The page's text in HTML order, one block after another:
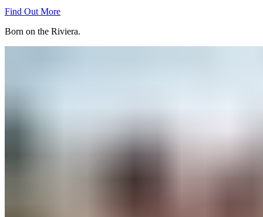
Find Out More​​​​‌ ‍ ​‍​‍‌‍ ‌ ​‍‌‍‍‌‌‍‌ ‌‍‍‌‌‍ ‍​‍​‍​ ‍‍​‍​‍‌ ​ ‌‍​‌‌‍ ‍‌‍‍‌‌ ‌​‌ ‍‌​‍ ‍‌‍‍‌‌‍ ​‍​‍​‍ ​​‍​‍‌‍‍​‌ ​‍‌‍‌‌‌‍‌‍​‍​‍​ ‍‍​‍​‍‌‍‍​‌ ‌​‌ ‌​‌ ​​‌ ​ ​ ‍‍​‍ ​‍ ‌‍ ​​‍ ‌‌‍​‌‌‍ ‍‌‍‌​​‍ ‌‌ ​‍​‍ ‌‌‍‍​‌‍ ‌ ‌​‌‍‌‌‌‍ ​‌ ​ ​‍ ‌‌ ​ ‌ ‌​‌ ‌‌‌‍‌​‌‍‍‌‌‍ ​‍ ‍‌ ‌‍‌‍‌‌‌ ​‍‌‍​ ‌‍‌‌‌‍ ​​‍ ‍‌‍​‌‌ ​​‌ ​​​‍ ‌‍‍‌‌‍ ‍‌ ‌​‌‍‌‌‌‍ ‍‌ ‌​​‍ ‌‍‌‌‌‍‌​‌‍‍‌‌ ‌​​‍ ‌‍ ‌‌‍ ‌‍‌​‌‍‌‌​ ‌‌ ​​‌ ​‍‌‍‌‌‌ ​ ‌‍‌‌‌‍ ‍‌ ‌​‌‍​‌‌ ‌​‌‍‍‌‌‍ ‌‍ ‍​ ‍ ‌‍‍‌‌‍‌​​ ‌‌‍‍​‌‍ ‌ ‌​‌‍‌‌‌‍ ​‌‌​ ‌‍‍‌‌ ‌​‌‍‌‌‌​‍​‌‍ ‌‍ ‌‌‍‌‌‌‌​​‌‍​‌‌‍‌ ‌‍‌‌​‍ ‌‌‍​ ​ ‍​‌‍‌‍‌‍‌​​ ‌ ​ ​​​ ​‌​ ​ ​‍ ‌​ ​‌​ ‌ ​ ​​​ ‌ ​‍ ‌​ ‌​‌‍‌​‌‍‌‌​ ‌‌​‍ ‌‌‍​‌​ ​​‌‍‌‍‌‍​‌​‍ ‌​ ​‌‌‍‌‍​ ‌‌​ ‌‌‌‍​ ​ ​​​ ‌ ​ ​‍‌‍​ ​ ​​​ ‌​‌‍‌‌​ ‍ ‌ ‌​‌ ‍‌‌ ​​‌‍‌‌​ ‌‌‍‍​‌‍ ‌ ‌​‌‍‌‌‌‍ ​‌‌​ ‌‍‍‌‌ ‌​‌‍‌‌‌​‍​‌‍ ‌‍ ‌‌‍‌‌‌‌​​‌‍​‌‌‍‌ ‌‍‌‌​ ‍ ‌ ​​‌‍​‌‌ ‌​‌‍‍​​ ‌‌ ​​‌‍​‌‌‍‌ ‌‍‌‌‌​​‍‌ ‌‌‌‍‍‌‌‍ ​‌‍‌​‌‍‌‌‌ ​‍​‍‌‌​ ‌‌‌​​‍‌‌ ‌‍‍ ‌‍‌‌‌ ‍‌​‍‌‌​ ​ ‌​‌​​‍‌‌​ ​ ‌​‌​​‍‌‌​ ​‍​ ​‍​ ‌ ​ ​​‌‍‌‍‌‍​‌​ ​‌​ ​ ​ ‌‍‌‍​‌​ ‌‌​ ​‍‌‍‌‌​ ​​​‍‌‌​ ​‍​ ​‍​‍‌‌​ ‌‌‌​‌​​‍ ‍‌‍​ ‌‍ ‌‍ ‍‌ ‌​‌‍‌‌‌‍ ‍‌ ‌​​‍‌‌​ ‌‌‌​​‍‌‌ ‌‍‍ ‌‍‌‌‌ ‍‌​‍‌‌​ ​ ‌​‌​​‍‌‌​ ​ ‌​‌​​‍‌‌​ ​‍​ ​‍‌‍​‌‌‍​ ​ ‍‌​ ​‍‌‍‌‌‌‍​‍​ ​‌‌‍‌​‌‍​ ‌‍​ ‌‍​‌​ ‌‍​‍‌‌​ ​‍​ ​‍​‍‌‌​ ‌‌‌​‌​​‍ ‍‌ ​​‌ ​‍‌‍‍‌‌‍ ‌‌‍​‌‌ ​‍‌ ‍‌‌​​ ‌ ‌​‌‍​‌​‍ ‍‌‍ ​‌‍​‌‌‍​‍‌‍‌‌‌‍ ​​ ‌‍​‍‌‍​‌‌ ​ ‌‍‌‌‌‌‌‌‌ ​‍‌‍ ​​ ‌‌‍‍​‌ ‌​‌ ‌​‌ ​​‌ ​ ​‍‌‌​ ​ ‌​​‌​‍‌‌​ ​‍‌​‌‍​‍‌‌​ ​‍‌​‌‍‌‍ ​​‍ ‌‌‍​‌‌‍ ‍‌‍‌​​‍ ‌‌ ​‍​‍ ‌‌‍‍​‌‍ ‌ ‌​‌‍‌‌‌‍ ​‌ ​ ​‍ ‌‌ ​ ‌ ‌​‌ ‌‌‌‍‌​‌‍‍‌‌‍ ​‍ ‍‌ ‌‍‌‍‌‌‌ ​‍‌‍​ ‌‍‌‌‌‍ ​​‍ ‍‌‍​‌‌ ​​‌ ​​​‍‌‍‌‍‍‌‌‍‌​​ ‌‌‍‍​‌‍ ‌ ‌​‌‍‌‌‌‍ ​‌‌​ ‌‍‍‌‌ ‌​‌‍‌‌‌​‍​‌‍ ‌‍ ‌‌‍‌‌‌‌​​‌‍​‌‌‍‌ ‌‍‌‌​‍ ‌‌‍​ ​ ‍​‌‍‌‍‌‍‌​​ ‌ ​ ​​​ ​‌​ ​ ​‍ ‌​ ​‌​ ‌ ​ ​​​ ‌ ​‍ ‌​ ‌​‌‍‌​‌‍‌‌​ ‌‌​‍ ‌‌‍​‌​ ​​‌‍‌‍‌‍​‌​‍ ‌​ ​‌‌‍‌‍​ ‌‌​ ‌‌‌‍​ ​ ​​​ ‌ ​ ​‍‌‍​ ​ ​​​ ‌​‌‍‌‌​‍‌‍‌ ‌​‌ ‍‌‌ ​​‌‍‌‌​ ‌‌‍‍​‌‍ ‌ ‌​‌‍‌‌‌‍ ​‌‌​ ‌‍‍‌‌ ‌​‌‍‌‌‌​‍​‌‍ ‌‍ ‌‌‍‌‌‌‌​​‌‍​‌‌‍‌ ‌‍‌‌​‍‌‍‌ ​​‌‍​‌‌ ‌​‌‍‍​​ ‌‌ ​​‌‍​‌‌‍‌ ‌‍‌‌‌​​‍‌ ‌‌‌‍‍‌‌‍ ​‌‍‌​‌‍‌‌‌ ​‍​‍‌‌​ ‌‌‌​​‍‌‌ ‌‍‍ ‌‍‌‌‌ ‍‌​‍‌‌​ ​ ‌​‌​​‍‌‌​ ​ ‌​‌​​‍‌‌​ ​‍​ ​‍​ ‌ ​ ​​‌‍‌‍‌‍​‌​ ​‌​ ​ ​ ‌‍‌‍​‌​ ‌‌​ ​‍‌‍‌‌​ ​​​‍‌‌​ ​‍​ ​‍​‍‌‌​ ‌‌‌​‌​​‍ ‍‌‍​ ‌‍ ‌‍ ‍‌ ‌​‌‍‌‌‌‍ ‍‌ ‌​​‍‌‌​ ‌‌‌​​‍‌‌ ‌‍‍ ‌‍‌‌‌ ‍‌​‍‌‌​ ​ ‌​‌​​‍‌‌​ ​ ‌​‌​​‍‌‌​ ​‍​ ​‍‌‍​‌‌‍​ ​ ‍‌​ ​‍‌‍‌‌‌‍​‍​ ​‌‌‍‌​‌‍​ ‌‍​ ‌‍​‌​ ‌‍​‍‌‌​ ​‍​ ​‍​‍‌‌​ ‌‌‌​‌​​‍ ‍‌ ​​‌ ​‍‌‍‍‌‌‍ ‌‌‍​‌‌ ​‍‌ ‍‌‌​​ ‌ ‌​‌‍​‌​‍ ‍‌‍ ​‌‍​‌‌‍​‍‌‍‌‌‌‍ ​​‍‌‍‌ ​​‌‍‌‌‌ ​‍‌ ​ ‌ ​​‌‍‌‌‌‍​ ‌ ‌​‌‍‍‌‌ ‌‍‌‍‌‌​ ‌‌ ​​‌ ‌‌‌‍​‍‌‍ ​‌‍‍‌‌ ​ ‌‍‍​‌‍‌‌‌‍‌​​‍​‍‌ ‌
Born on the Riviera.​​​​‌ ‍ ​‍​‍‌‍ ‌ ​‍‌‍‍‌‌‍‌ ‌‍‍‌‌‍ ‍​‍​‍​ ‍‍​‍​‍‌ ​ ‌‍​‌‌‍ ‍‌‍‍‌‌ ‌​‌ ‍‌​‍ ‍‌‍‍‌‌‍ ​‍​‍​‍ ​​‍​‍‌‍‍​‌ ​‍‌‍‌‌‌‍‌‍​‍​‍​ ‍‍​‍​‍‌‍‍​‌ ‌​‌ ‌​‌ ​​‌ ​ ​ ‍‍​‍ ​‍ ‌‍ ​​‍ ‌‌‍​‌‌‍ ‍‌‍‌​​‍ ‌‌ ​‍​‍ ‌‌‍‍​‌‍ ‌ ‌​‌‍‌‌‌‍ ​‌ ​ ​‍ ‌‌ ​ ‌ ‌​‌ ‌‌‌‍‌​‌‍‍‌‌‍ ​‍ ‍‌ ‌‍‌‍‌‌‌ ​‍‌‍​ ‌‍‌‌‌‍ ​​‍ ‍‌‍​‌‌ ​​‌ ​​​‍ ‌‍‍‌‌‍ ‍‌ ‌​‌‍‌‌‌‍ ‍‌ ‌​​‍ ‌‍‌‌‌‍‌​‌‍‍‌‌ ‌​​‍ ‌‍ ‌‌‍ ‌‍‌​‌‍‌‌​ ‌‌ ​​‌ ​‍‌‍‌‌‌ ​ ‌‍‌‌‌‍ ‍‌ ‌​‌‍​‌‌ ‌​‌‍‍‌‌‍ ‌‍ ‍​ ‍ ‌‍‍‌‌‍‌​​ ‌‌‍‍​‌‍ ‌ ‌​‌‍‌‌‌‍ ​‌‌​ ‌‍‍‌‌ ‌​‌‍‌‌‌​‍​‌‍ ‌‍ ‌‌‍‌‌‌‌​​‌‍​‌‌‍‌ ‌‍‌‌​‍ ‌‌‍​ ​ ‍​‌‍‌‍‌‍‌​​ ‌ ​ ​​​ ​‌​ ​ ​‍ ‌​ ​‌​ ‌ ​ ​​​ ‌ ​‍ ‌​ ‌​‌‍‌​‌‍‌‌​ ‌‌​‍ ‌‌‍​‌​ ​​‌‍‌‍‌‍​‌​‍ ‌​ ​‌‌‍‌‍​ ‌‌​ ‌‌‌‍​ ​ ​​​ ‌ ​ ​‍‌‍​ ​ ​​​ ‌​‌‍‌‌​ ‍ ‌ ‌​‌ ‍‌‌ ​​‌‍‌‌​ ‌‌‍‍​‌‍ ‌ ‌​‌‍‌‌‌‍ ​‌‌​ ‌‍‍‌‌ ‌​‌‍‌‌‌​‍​‌‍ ‌‍ ‌‌‍‌‌‌‌​​‌‍​‌‌‍‌ ‌‍‌‌​ ‍ ‌ ​​‌‍​‌‌ ‌​‌‍‍​​ ‌‌ ​​‌‍​‌‌‍‌ ‌‍‌‌‌​​‍‌ ‌‌‌‍‍‌‌‍ ​‌‍‌​‌‍‌‌‌ ​‍​‍‌‌​ ‌‌‌​​‍‌‌ ‌‍‍ ‌‍‌‌‌ ‍‌​‍‌‌​ ​ ‌​‌​​‍‌‌​ ​ ‌​‌​​‍‌‌​ ​‍​ ​‍​ ‌‍​ ​‌‌‍‌‌​ ​‌‌‍‌‌​ ​‌‌‍‌‌​ ‌‍​ ‌ ​ ​​​ ‍​​ ‌​​‍‌‌​ ​‍​ ​‍​‍‌‌​ ‌‌‌​‌​​‍ ‍‌‍‍​‌‍‍‌‌‍‌ ‌‍‍​‌‍ ​‌‍‍‌‌‍‌ ‌‍‍​‌ ‌​‌‌‌​‌‍‌‌‌ ‍​‌ ‌​​‍ ‍‌ ‌​‌‍‌‌‌ ‍​‌ ‌​​ ‌‍​‍‌‍​‌‌ ​ ‌‍‌‌‌‌‌‌‌ ​‍‌‍ ​​ ‌‌‍‍​‌ ‌​‌ ‌​‌ ​​‌ ​ ​‍‌‌​ ​ ‌​​‌​‍‌‌​ ​‍‌​‌‍​‍‌‌​ ​‍‌​‌‍‌‍ ​​‍ ‌‌‍​‌‌‍ ‍‌‍‌​​‍ ‌‌ ​‍​‍ ‌‌‍‍​‌‍ ‌ ‌​‌‍‌‌‌‍ ​‌ ​ ​‍ ‌‌ ​ ‌ ‌​‌ ‌‌‌‍‌​‌‍‍‌‌‍ ​‍ ‍‌ ‌‍‌‍‌‌‌ ​‍‌‍​ ‌‍‌‌‌‍ ​​‍ ‍‌‍​‌‌ ​​‌ ​​​‍‌‍‌‍‍‌‌‍‌​​ ‌‌‍‍​‌‍ ‌ ‌​‌‍‌‌‌‍ ​‌‌​ ‌‍‍‌‌ ‌​‌‍‌‌‌​‍​‌‍ ‌‍ ‌‌‍‌‌‌‌​​‌‍​‌‌‍‌ ‌‍‌‌​‍ ‌‌‍​ ​ ‍​‌‍‌‍‌‍‌​​ ‌ ​ ​​​ ​‌​ ​ ​‍ ‌​ ​‌​ ‌ ​ ​​​ ‌ ​‍ ‌​ ‌​‌‍‌​‌‍‌‌​ ‌‌​‍ ‌‌‍​‌​ ​​‌‍‌‍‌‍​‌​‍ ‌​ ​‌‌‍‌‍​ ‌‌​ ‌‌‌‍​ ​ ​​​ ‌ ​ ​‍‌‍​ ​ ​​​ ‌​‌‍‌‌​‍‌‍‌ ‌​‌ ‍‌‌ ​​‌‍‌‌​ ‌‌‍‍​‌‍ ‌ ‌​‌‍‌‌‌‍ ​‌‌​ ‌‍‍‌‌ ‌​‌‍‌‌‌​‍​‌‍ ‌‍ ‌‌‍‌‌‌‌​​‌‍​‌‌‍‌ ‌‍‌‌​‍‌‍‌ ​​‌‍​‌‌ ‌​‌‍‍​​ ‌‌ ​​‌‍​‌‌‍‌ ‌‍‌‌‌​​‍‌ ‌‌‌‍‍‌‌‍ ​‌‍‌​‌‍‌‌‌ ​‍​‍‌‌​ ‌‌‌​​‍‌‌ ‌‍‍ ‌‍‌‌‌ ‍‌​‍‌‌​ ​ ‌​‌​​‍‌‌​ ​ ‌​‌​​‍‌‌​ ​‍​ ​‍​ ‌‍​ ​‌‌‍‌‌​ ​‌‌‍‌‌​ ​‌‌‍‌‌​ ‌‍​ ‌ ​ ​​​ ‍​​ ‌​​‍‌‌​ ​‍​ ​‍​‍‌‌​ ‌‌‌​‌​​‍ ‍‌‍‍​‌‍‍‌‌‍‌ ‌‍‍​‌‍ ​‌‍‍‌‌‍‌ ‌‍‍​‌ ‌​‌‌‌​‌‍‌‌‌ ‍​‌ ‌​​‍ ‍‌ ‌​‌‍‌‌‌ ‍​‌ ‌​​‍‌‍‌ ​​‌‍‌‌‌ ​‍‌ ​ ‌ ​​‌‍‌‌‌‍​ ‌ ‌​‌‍‍‌‌ ‌‍‌‍‌‌​ ‌‌ ​​‌ ‌‌‌‍​‍‌‍ ​‌‍‍‌‌ ​ ‌‍‍​‌‍‌‌‌‍‌​​‍​‍‌ ‌